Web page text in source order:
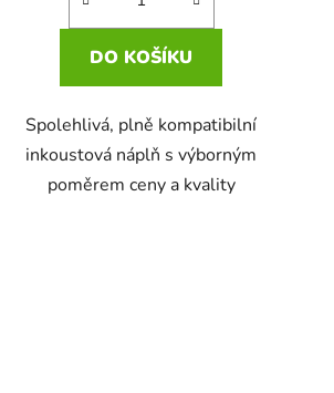
DO KOŠÍKU
Spolehlivá, plně kompatibilní
inkoustová náplň s výborným
poměrem ceny a kvality